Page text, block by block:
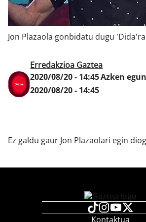
Klisk
Jon Plazaola gonbidatu dugu
Erredakzioa Gaztea
2020/08/20 - 14:45Azken
2020/08/20 - 14:45
Ez galdu gaur Jon Plazaolari egin
Kontaktua